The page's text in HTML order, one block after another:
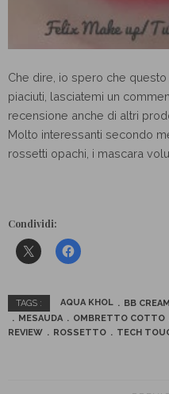
Che dire, io spero che
piaciuti, lasciatemi un
recensione anche di altri
Molto interessanti secondo
rossetti opachi, i mascara
Condividi:
TAGS : AQUA KHOL BB CREAM
MESAUDA
OMBRETTO COTTO
REVIEW
ROSSETTO TECH